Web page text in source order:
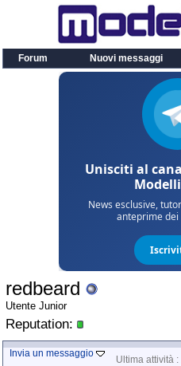
Forum Nuovi messaggi
redbeard
Utente Junior
Reputation:
Invia un messaggio
Ultima attività :